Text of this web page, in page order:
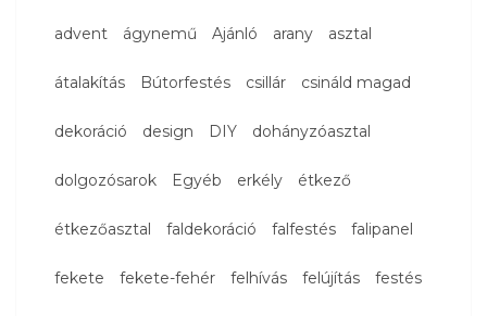
advent ágynemű Ajánló arany asztal
átalakítás Bútorfestés csillár csináld magad
dekoráció design DIY dohányzóasztal
dolgozósarok Egyéb erkély étkező
étkezőasztal faldekoráció falfestés falipanel
fekete fekete-fehér felhívás felújítás festés